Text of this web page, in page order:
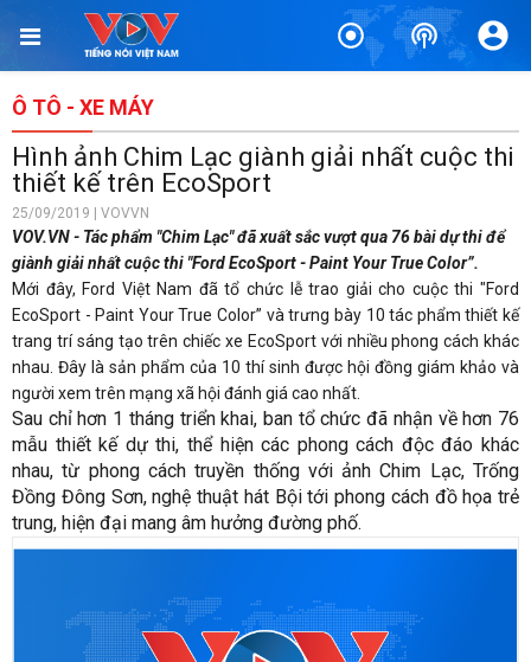
Ô TÔ - XE MÁY
Hình ảnh Chim Lạc giành giải nhất cuộc thi
thiết kế trên EcoSport
25/09/2019 | VOVVN
VOV.VN - Tác phẩm "Chim Lạc" đã xuất sắc vượt qua 76 bài dự thi để
giành giải nhất cuộc thi "Ford EcoSport - Paint Your True Color”.
Mới đây, Ford Việt Nam đã tổ chức lễ trao giải cho cuộc thi "Ford
EcoSport - Paint Your True Color” và trưng bày 10 tác phẩm thiết kế
trang trí sáng tạo trên chiếc xe EcoSport với nhiều phong cách khác
nhau. Đây là sản phẩm của 10 thí sinh được hội đồng giám khảo và
người xem trên mạng xã hội đánh giá cao nhất.
Sau chỉ hơn 1 tháng triển khai, ban tổ chức đã nhận về hơn 76
mẫu thiết kế dự thi, thể hiện các phong cách độc đáo khác
nhau, từ phong cách truyền thống với ảnh Chim Lạc, Trống
Đồng Đông Sơn, nghệ thuật hát Bội tới phong cách đồ họa trẻ
trung, hiện đại mang âm hưởng đường phố.